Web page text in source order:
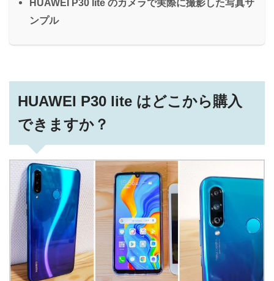
HUAWEI P30 lite のカメラで実際に撮影した写真サ
ンプル
HUAWEI P30 lite はどこから購入
できますか？